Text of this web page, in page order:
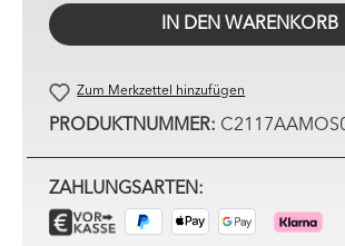
IN DEN WARENKORB
Zum Merkzettel hinzufügen
PRODUKTNUMMER:
ZAHLUNGSARTEN: